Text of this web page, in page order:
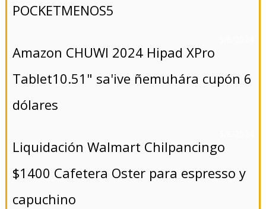
POCKETMENOS5
Amazon CHUWI 2024 Hipad XPro
Tablet10.51" sa'ive ñemuhára cupón 6
dólares
Liquidación Walmart Chilpancingo
$1400 Cafetera Oster para espresso y
capuchino